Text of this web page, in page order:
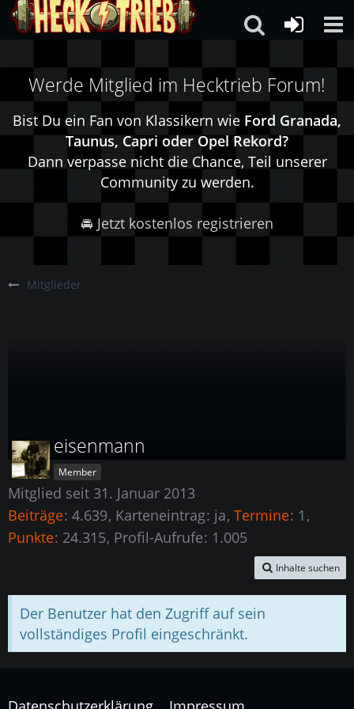
Werde Mitglied im Hecktrieb Forum!
Bist Du ein Fan von Klassikern wie Ford Granada,
Taunus, Capri oder Opel Rekord?
Dann verpasse nicht die Chance, Teil unserer
Community zu werden.
🚘 Jetzt kostenlos registrieren
Mitglieder
eisenmann
Member
Mitglied seit 31. Januar 2013
Beiträge 4.639 Karteneintrag ja Termine 1
Punkte 24.315 Profil-Aufrufe 1.005
Inhalte suchen
Der Benutzer hat den Zugriff auf sein
vollständiges Profil eingeschränkt.